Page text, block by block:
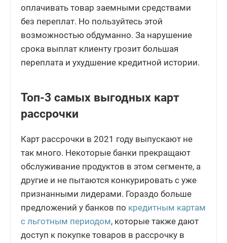
оплачивать товар заемными средствами
без переплат. Но пользуйтесь этой
возможностью обдуманно. За нарушение
срока выплат клиенту грозит большая
переплата и ухудшение кредитной истории.
Топ-3 самых выгодных карт
рассрочки
Карт рассрочки в 2021 году выпускают не
так много. Некоторые банки прекращают
обслуживание продуктов в этом сегменте, а
другие и не пытаются конкурировать с уже
признанными лидерами. Гораздо больше
предложений у банков по кредитным картам
с льготным периодом, которые также дают
доступ к покупке товаров в рассрочку в